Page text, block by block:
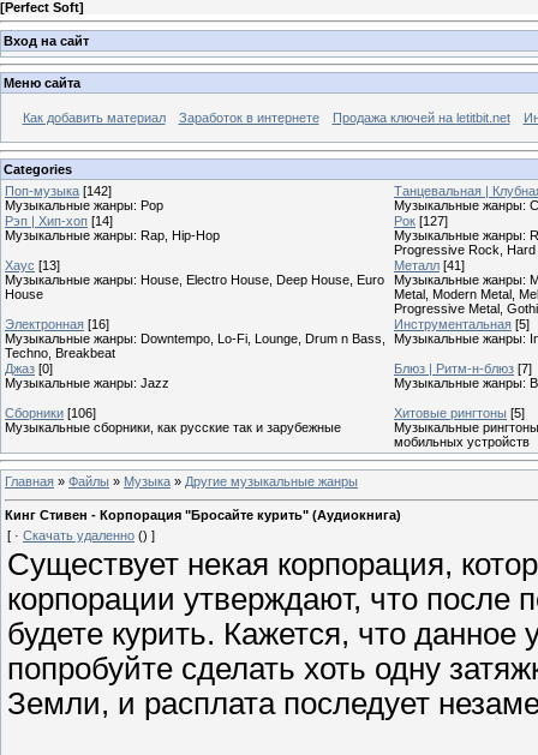
[Perfect Soft]
Вход на сайт
Меню сайта
Как добавить материал Заработок в интернете Продажа ключей на letitbit.net
Categories
Поп-музыка [142]
Музыкальные жанры: Pop
Танцевальная |
Музыкальные жанры:
Рэп | Хип-хоп [14]
Музыкальные жанры: Rap, Hip-Hop
Рок [127]
Музыкальные жанры:
Progressive Rock,
Хаус [13]
Музыкальные жанры: House, Electro House, Deep House, Euro
House
Металл [41]
Музыкальные жанры:
Metal, Modern Metal,
Progressive Metal,
Электронная [16]
Музыкальные жанры: Downtempo, Lo-Fi, Lounge, Drum n Bass,
Techno, Breakbeat
Инструментальная [5]
Музыкальные жанры:
Джаз [0]
Музыкальные жанры: Jazz
Блюз | Ритм-н-блюз [7]
Музыкальные жанры:
Сборники [106]
Музыкальные сборники, как русские так и зарубежные
Хитовые рингтоны [5]
Музыкальные
мобильных устройств
Главная » Файлы » Музыка » Другие музыкальные жанры
Кинг Стивен - Корпорация "Бросайте курить" (Аудиокнига)
[ · Скачать удаленно () ]
Существует некая корпорация,
корпорации утверждают, что после
будете курить. Кажется, что
попробуйте сделать хоть одну
Земли, и расплата последует